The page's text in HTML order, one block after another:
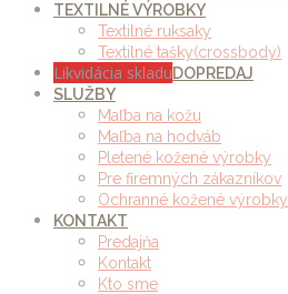
TEXTILNÉ VÝROBKY
Textilné ruksaky
Textilné tašky(crossbody)
Likvidácia skladuDOPREDAJ
SLUŽBY
Maľba na kožu
Maľba na hodváb
Pletené kožené výrobky
Pre firemných zákazníkov
Ochranné kožené výrobky
KONTAKT
Predajňa
Kontakt
Kto sme